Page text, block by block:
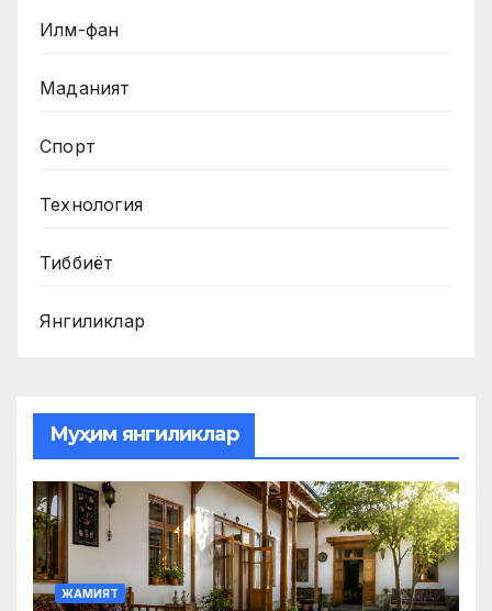
Илм-фан
Маданият
Спорт
Технология
Тиббиёт
Янгиликлар
Муҳим янгиликлар
ЖАМИЯТ